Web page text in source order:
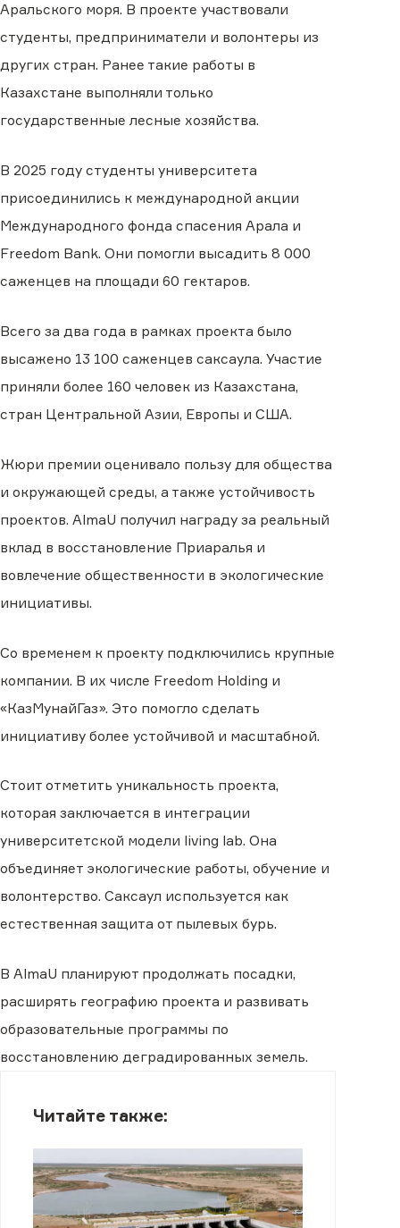
Аральского моря. В проекте участвовали
студенты, предприниматели и волонтеры из
других стран. Ранее такие работы в
Казахстане выполняли только
государственные лесные хозяйства.
В 2025 году студенты университета
присоединились к международной акции
Международного фонда спасения Арала и
Freedom Bank. Они помогли высадить 8 000
саженцев на площади 60 гектаров.
Всего за два года в рамках проекта было
высажено 13 100 саженцев саксаула. Участие
приняли более 160 человек из Казахстана,
стран Центральной Азии, Европы и США.
Жюри премии оценивало пользу для общества
и окружающей среды, а также устойчивость
проектов. AlmaU получил награду за реальный
вклад в восстановление Приаралья и
вовлечение общественности в экологические
инициативы.
Со временем к проекту подключились крупные
компании. В их числе Freedom Holding и
«КазМунайГаз». Это помогло сделать
инициативу более устойчивой и масштабной.
Стоит отметить уникальность проекта,
которая заключается в интеграции
университетской модели living lab. Она
объединяет экологические работы, обучение и
волонтерство. Саксаул используется как
естественная защита от пылевых бурь.
В AlmaU планируют продолжать посадки,
расширять географию проекта и развивать
образовательные программы по
восстановлению деградированных земель.
Читайте также: